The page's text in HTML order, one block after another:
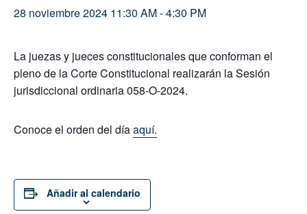
28 noviembre 2024 11:30 AM-4:30 PM
La juezas y jueces constitucionales que conforman el
pleno de la Corte Constitucional realizarán la Sesión
jurisdiccional ordinaria 058-O-2024.
Conoce el orden del díaaquí.
Añadir al calendario